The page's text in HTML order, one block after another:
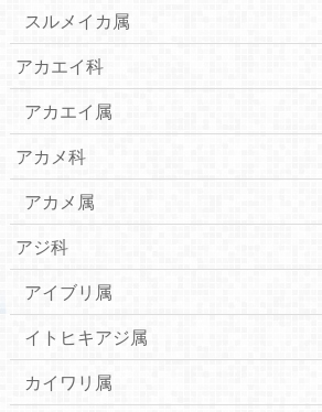
スルメイカ属
アカエイ科
アカエイ属
アカメ科
アカメ属
アジ科
アイブリ属
イトヒキアジ属
カイワリ属